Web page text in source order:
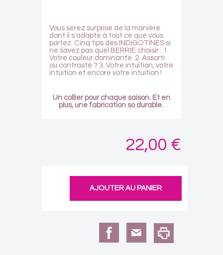
Vous serez surprise de la manière
dont il s'adapte à tout ce que vous
portez. Cinq tips des INDïGOTINES si
ne savez pas quel BERRIE choisir : 1.
Votre couleur dominante 2. Assorti
ou contrasté ? 3. Votre intuition, votre
intuition et encore votre intuition !
Un collier pour chaque saison. Et en
plus, une fabrication so durable.
22,00 €